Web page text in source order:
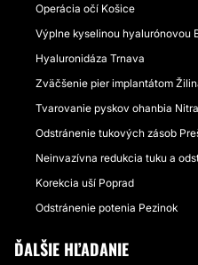
Operácia očí Košice
Výplne kyselinou hyalurónovou
Hyaluronidáza Trnava
Zväčšenie pier implantátom
Tvarovanie pyskov ohanbia Nitra
Odstránenie tukových zásob
Neinvazívna redukcia tuku a
Korekcia uší Poprad
Odstránenie potenia Pezinok
ĎALŠIE HĽADANIE